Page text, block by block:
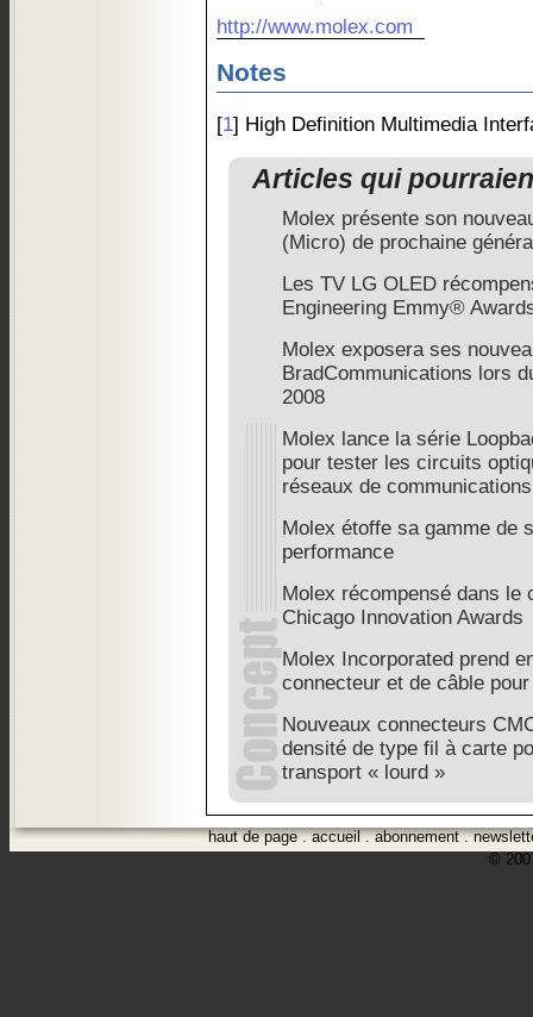
http://www.molex.com
Notes
[1] High Definition Multimedia
Articles qui
Molex présente son
(Micro) de prochaine
Les TV LG OLED
Engineering Emmy®
Molex exposera ses
BradCommunications lors
2008
Molex lance la série
pour tester les circuits
réseaux de communications
Molex étoffe sa gamme de
performance
Molex récompensé dans le
Chicago Innovation Awards
Molex Incorporated prend
connecteur et de câble
Nouveaux connecteurs
densité de type fil à carte
transport « lourd »
haut de page.accueil.abonnement.
©